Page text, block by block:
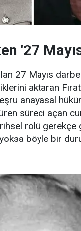
'27
27 Mayıs
aktaran
anayasal
süreci açan
rolü
böyle bir